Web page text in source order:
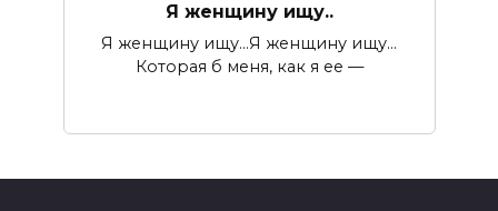
Я женщину ищу..
Я женщину ищу…Я женщину ищу…
Которая б меня, как я ее —